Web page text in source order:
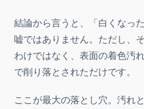
結論から言うと、「白くなっ
嘘ではありません。ただし、
わけではなく、表面の着色汚
で削り落とされただけです。
ここが最大の落とし穴。汚れ